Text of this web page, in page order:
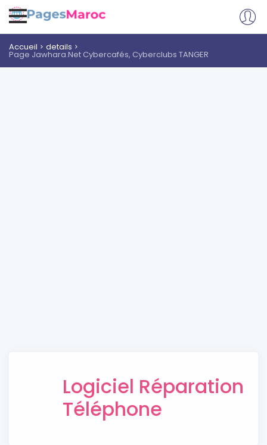
Accueil details
Page Jawhara.Net Cybercafés, Cyberclubs TANGER
Logiciel Réparation
Téléphone